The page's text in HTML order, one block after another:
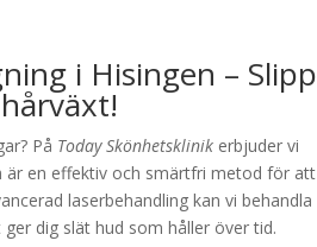
i Hisingen – Slipp
På Today Skönhetsklinik erbjuder vi
en effektiv och smärtfri metod för att
laserbehandling kan vi behandla
dig slät hud som håller över tid.